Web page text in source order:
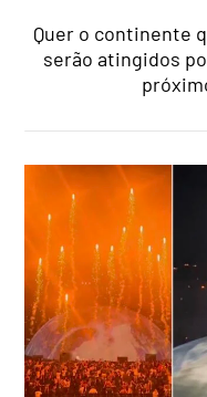
Quer o continente
serão atingidos